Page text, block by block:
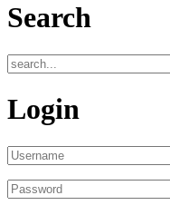
Search
Login